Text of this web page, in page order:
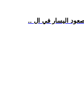
اليسار في ال